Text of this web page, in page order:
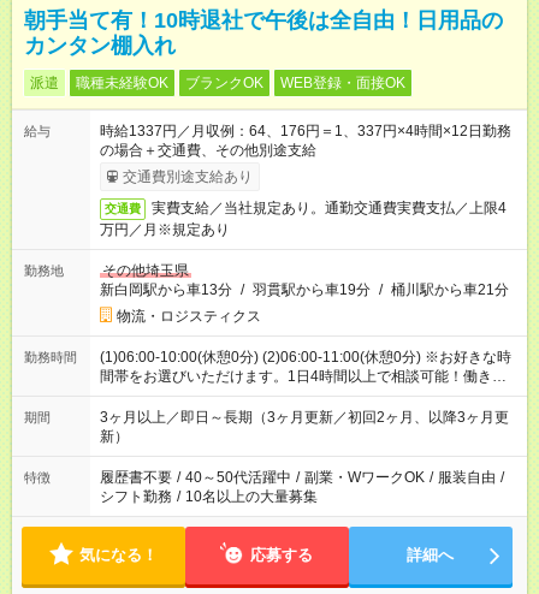
朝手当て有！10時退社で午後は全自由！日用品の
カンタン棚入れ
派遣 職種未経験OK ブランクOK WEB登録・面接OK
給与
時給1337円／月収例：64、176円＝1、337円×4時間×12日勤務
の場合＋交通費、その他別途支給
交通費別途支給あり
交通費
実費支給／当社規定あり。通勤交通費実費支払／上限4
万円／月※規定あり
勤務地
その他埼玉県
新白岡駅から車13分 / 羽貫駅から車19分 / 桶川駅から車21分
物流・ロジスティクス
勤務時間
(1)06:00-10:00(休憩0分) (2)06:00-11:00(休憩0分) ※お好きな時
間帯をお選びいただけます。1日4時間以上で相談可能！働きた
い時間をご相談ください！
期間
3ヶ月以上／即日～長期（3ヶ月更新／初回2ヶ月、以降3ヶ月更
新）
特徴 履歴書不要 / 40～50代活躍中 / 副業・WワークOK / 服装自由 /
シフト勤務 / 10名以上の大量募集
気になる！ 応募する 詳細へ